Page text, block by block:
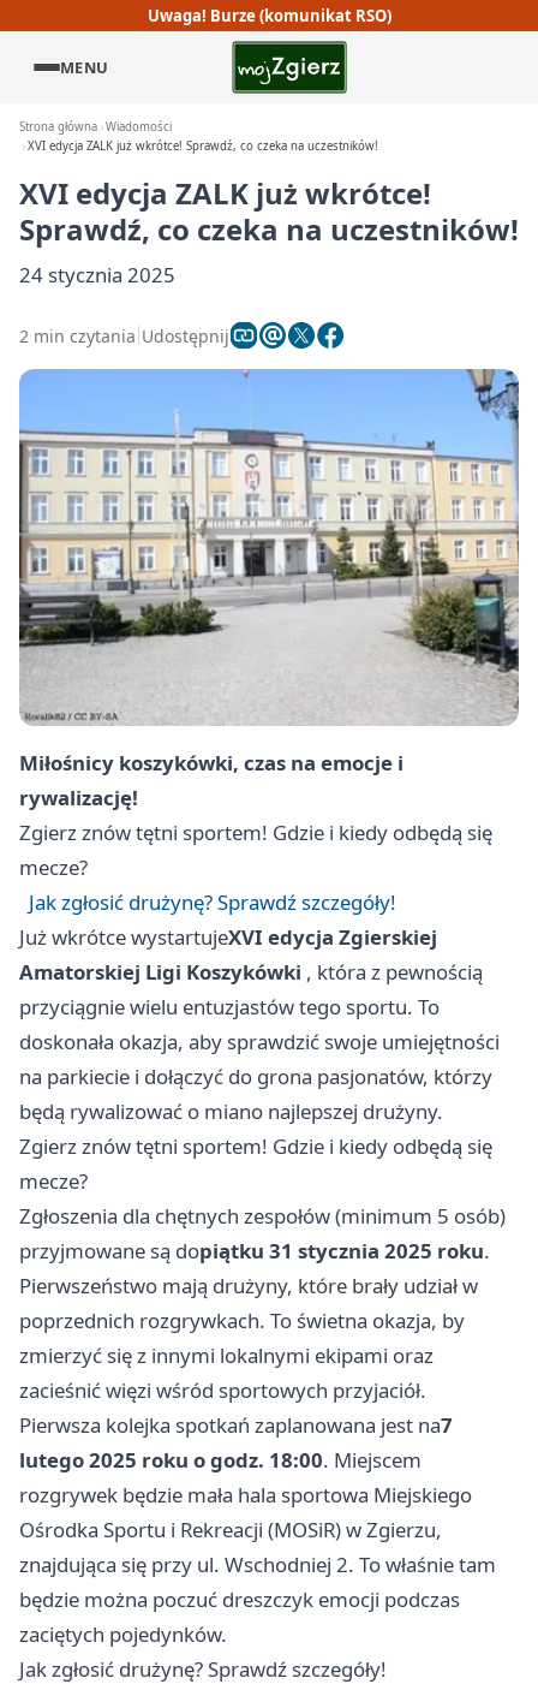
Uwaga! Burze (komunikat RSO)
MENU
Strona główna Wiadomości
XVI edycja ZALK już wkrótce! Sprawdź, co czeka na uczestników!
XVI edycja ZALK już wkrótce!
Sprawdź, co czeka na uczestników!
24 stycznia 2025
2 min czytania Udostępnij
Miłośnicy koszykówki, czas na emocje i
rywalizację!
Zgierzznów tętni sportem! Gdzie i kiedy odbędą się
mecze?
Jak zgłosić drużynę? Sprawdź szczegóły!
Już wkrótce wystartujeXVI edycja Zgierskiej
Amatorskiej Ligi Koszykówki , która z pewnością
przyciągnie wielu entuzjastów tego sportu. To
doskonała okazja, aby sprawdzić swoje umiejętności
na parkiecie i dołączyć do grona pasjonatów, którzy
będą rywalizować o miano najlepszej drużyny.
Zgierzznów tętni sportem! Gdzie i kiedy odbędą się
mecze?
Zgłoszenia dla chętnych zespołów (minimum 5 osób)
przyjmowane są dopiątku 31 stycznia 2025 roku.
Pierwszeństwo mają drużyny, które brały udział w
poprzednich rozgrywkach. To świetna okazja, by
zmierzyć się z innymi lokalnymi ekipami oraz
zacieśnić więzi wśród sportowych przyjaciół.
Pierwsza kolejka spotkań zaplanowana jest na7
lutego 2025 roku o godz. 18:00. Miejscem
rozgrywek będzie mała hala sportowa Miejskiego
Ośrodka Sportu i Rekreacji (MOSiR) w Zgierzu,
znajdująca się przy ul. Wschodniej 2. To właśnie tam
będzie można poczuć dreszczyk emocji podczas
zaciętych pojedynków.
Jak zgłosić drużynę? Sprawdź szczegóły!